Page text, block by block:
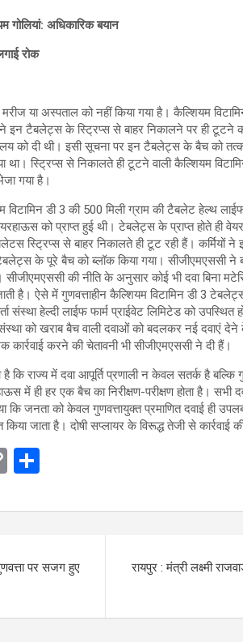
गोलियां: अधिकारिक बयान
रोक
मरीज या अस्पताल को नहीं किया गया है। कैल्शियम
इन टैबलेट्स के स्ट्रिप्स से बाहर निकालने पर ही टूटने की
को दी थी। इसी सूचना पर इन टैबलेट्स के बैच को
था। स्ट्रिप्स से निकालते ही टूटने वाली कैल्शियम
गया है।
डी 3 की 500 मिली ग्राम की टैबलेट हेल्थ लाईफ
को प्राप्त हुई थी। टेबलेट्स के प्राप्त होते ही
स्ट्रिप्स से बाहर निकालते ही टूट रही हैं।
टैबलेट्स के पूरे बैच को ब्लॉक किया गया। सीजीएमएससी
सीजीएमएससी की नीति के अनुसार कोई भी दवा बिना
है। ऐसे में गुणवत्ताहीन कैल्शियम विटामिन डी 3
संस्था हेल्दी लाईफ फार्म प्राईवेट लिमिटेड को
को खराब बैच वाली दवाओं को बदलकर नई दवाएं देने
कार्रवाई करने की चेतावनी भी सीजीएमएससी ने दी हैं।
कि राज्य में दवा आपूर्ति प्रणाली न केवल सतर्क है बल्कि
में ही हर एक बैच का निरीक्षण-परीक्षण होता है। सभी
कि जनता को केवल गुणवत्तायुक्त प्रमाणित दवाई ही
जाता है। दोषी सप्लायर के विरूद्ध तेजी से कार्रवाई
C
py
n
ar
पर सजग हुए
रायपुर : मंत्री लक्ष्मी